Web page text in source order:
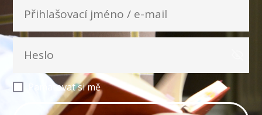
Pamatovat si mě